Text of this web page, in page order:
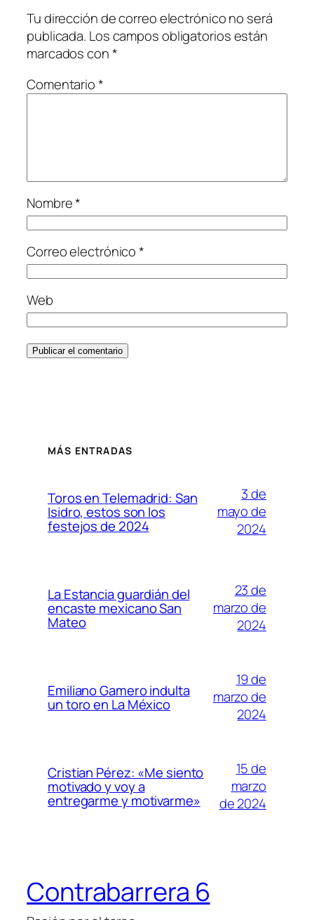
Tu dirección de correo electrónico no será
publicada. Los campos obligatorios están
marcados con*
Comentario*
Nombre*
Correo electrónico*
Web
MÁS ENTRADAS
Toros en Telemadrid: San
Isidro, estos son los
festejos de 2024
3 de
mayo de
2024
La Estancia guardián del
encaste mexicano San
Mateo
23 de
marzo de
2024
Emiliano Gamero indulta
un toro en La México
19 de
marzo de
2024
Cristian Pérez: «Me siento
motivado y voy a
entregarme y motivarme»
15 de
marzo
de 2024
Contrabarrera 6